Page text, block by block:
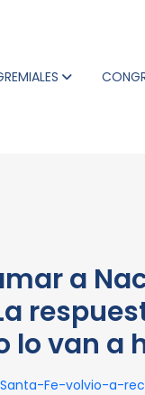
a
lo van a
Fe-volvio-a-